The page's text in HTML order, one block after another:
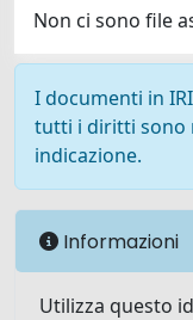
Non ci sono file
I documenti in
tutti i diritti sono
indicazione.
Informazioni
Utilizza questo